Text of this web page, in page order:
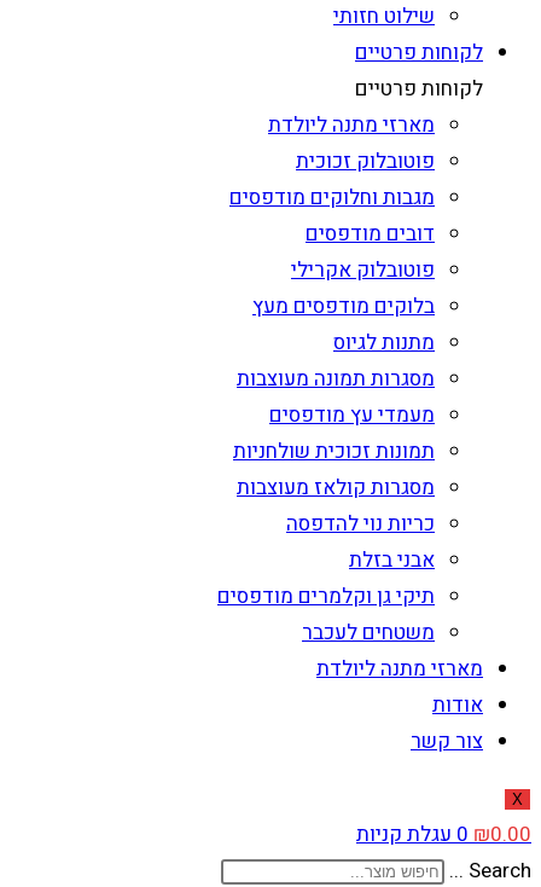
שילוט חזותי
לקוחות פרטיים
לקוחות פרטיים
מארזי מתנה ליולדת
פוטובלוק זכוכית
מגבות וחלוקים מודפסים
דובים מודפסים
פוטובלוק אקרילי
בלוקים מודפסים מעץ
מתנות לגיוס
מסגרות תמונה מעוצבות
מעמדי עץ מודפסים
תמונות זכוכית שולחניות
מסגרות קולאז מעוצבות
כריות נוי להדפסה
אבני בזלת
תיקי גן וקלמרים מודפסים
משטחים לעכבר
מארזי מתנה ליולדת
אודות
צור קשר
X
₪0.00
0עגלת קניות
Search ...